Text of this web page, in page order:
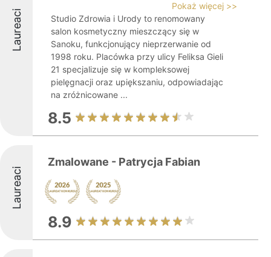
Laureaci
Pokaż więcej >>
Studio Zdrowia i Urody to renomowany
salon kosmetyczny mieszczący się w
Sanoku, funkcjonujący nieprzerwanie od
1998 roku. Placówka przy ulicy Feliksa Gieli
21 specjalizuje się w kompleksowej
pielęgnacji oraz upiększaniu, odpowiadając
na zróżnicowane ...
8.5
Laureaci
Zmalowane - Patrycja Fabian
8.9